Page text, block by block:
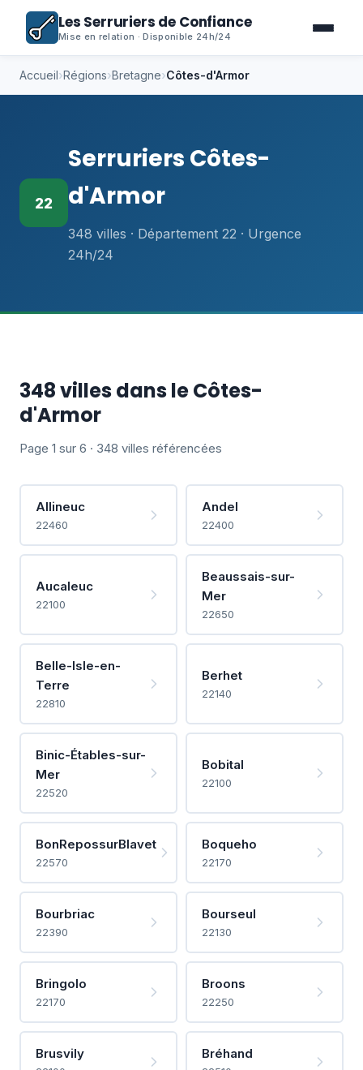
Les Serruriers de Confiance
Mise en relation · Disponible 24h/24
Accueil›Régions›Bretagne›Côtes-d'Armor
22
Serruriers Côtes-
d'Armor
348 villes · Département 22 · Urgence
24h/24
348 villes dans le Côtes-
d'Armor
Page 1 sur 6 · 348 villes référencées
Allineuc
22460
Andel
22400
Aucaleuc
22100
Beaussais-sur-
Mer
22650
Belle-Isle-en-
Terre
22810
Berhet
22140
Binic-Étables-sur-
Mer
22520
Bobital
22100
BonRepossurBlavet
22570
Boqueho
22170
Bourbriac
22390
Bourseul
22130
Bringolo
22170
Broons
22250
Brusvily Bréhand